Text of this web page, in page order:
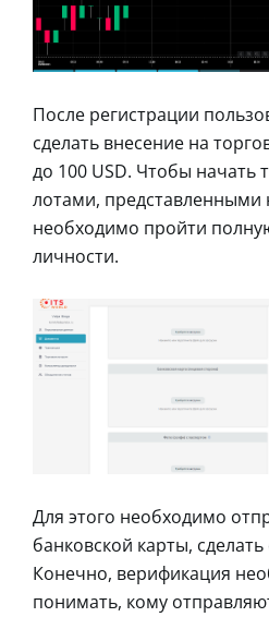
После регистрации
сделать внесение на
до 100 USD. Чтобы начать
лотами, представленными
необходимо пройти
личности.
Для этого необходимо
банковской карты,
Конечно, верификация
понимать, кому